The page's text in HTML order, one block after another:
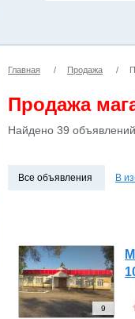
ОФИСЫ
ПОМЕЩЕНИЯ
ЗДАНИЯ
ПРОЧЕЕ
ОФИСЫ
ПРОЧЕЕ
Главная / Продажа /
Продажа
Найдено 39 объявлений
Все объявления В
9